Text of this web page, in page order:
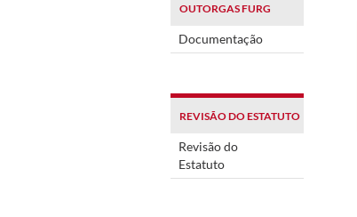
OUTORGAS FURG
Documentação
REVISÃO DO ESTATUTO
Revisão do
Estatuto